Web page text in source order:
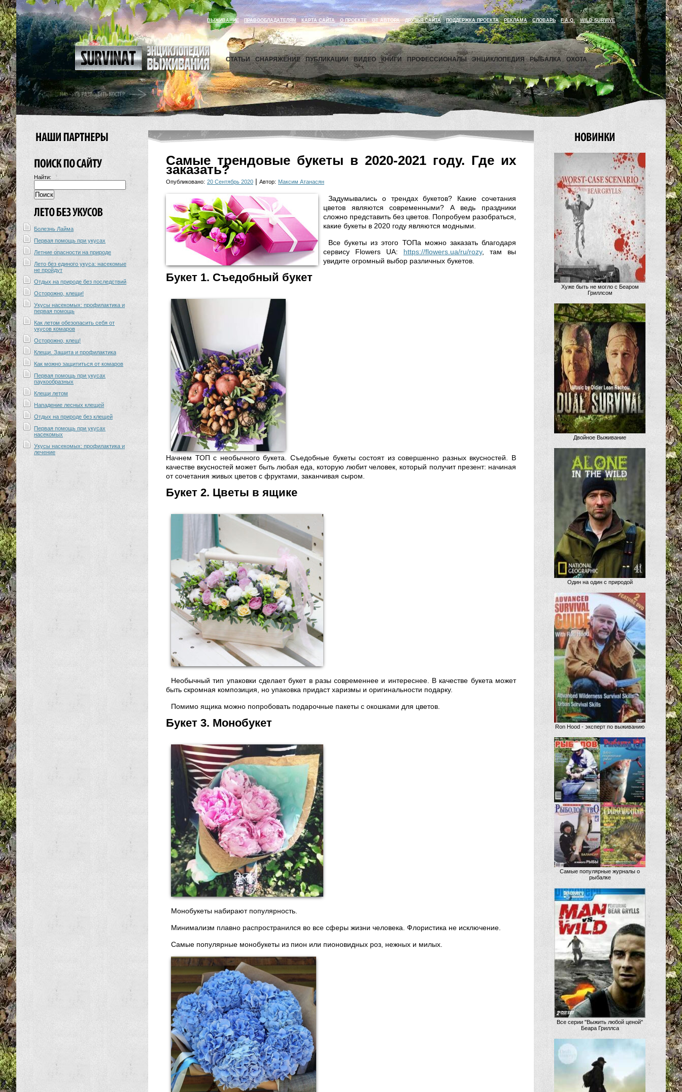
ВЫЖИВАНИЕ ПРАВООБЛАДАТЕЛЯМ КАРТА САЙТА О ПРОЕКТЕ ОТ АВТОРА ДРУЗЬЯ САЙТА ПОДДЕРЖКА ПРОЕКТА РЕКЛАМА СЛОВАРЬ F.A.Q. WILD SURVIVE
СТАТЬИ СНАРЯЖЕНИЕ ПУБЛИКАЦИИ ВИДЕО КНИГИ ПРОФЕССИОНАЛЫ ЭНЦИКЛОПЕДИЯ РЫБАЛКА ОХОТА
Найти:
Болезнь Лайма
Первая помощь при укусах
Летние опасности на природе
Лето без единого укуса: насекомые
не пройдут
Отдых на природе без последствий
Осторожно, клещи!
Укусы насекомых: профилактика и
первая помощь
Как летом обезопасить себя от
укусов комаров
Осторожно, клещ!
Клещи. Защита и профилактика
Как можно защититься от комаров
Первая помощь при укусах
паукообразных
Клещи летом
Нападение лесных клещей
Отдых на природе без клещей
Первая помощь при укусах
насекомых
Укусы насекомых: профилактика и
лечение
Самые трендовые букеты в 2020-2021 году. Где их
заказать?
Опубликовано: 20 Сентябрь 2020 | Автор: Максим Атанасян
Задумывались о трендах букетов? Какие сочетания
цветов являются современными? А ведь праздники
сложно представить без цветов. Попробуем разобраться,
какие букеты в 2020 году являются модными.
Все букеты из этого ТОПа можно заказать благодаря
сервису Flowers UA: https://flowers.ua/ru/rozy, там вы
увидите огромный выбор различных букетов.
Букет 1. Съедобный букет
Начнем ТОП с необычного букета. Съедобные букеты состоят из совершенно разных вкусностей. В
качестве вкусностей может быть любая еда, которую любит человек, который получит презент: начиная
от сочетания живых цветов с фруктами, заканчивая сыром.
Букет 2. Цветы в ящике
Необычный тип упаковки сделает букет в разы современнее и интереснее. В качестве букета может
быть скромная композиция, но упаковка придаст харизмы и оригинальности подарку.
Помимо ящика можно попробовать подарочные пакеты с окошками для цветов.
Букет 3. Монобукет
Монобукеты набирают популярность.
Минимализм плавно распространился во все сферы жизни человека. Флористика не исключение.
Самые популярные монобукеты из пион или пионовидных роз, нежных и милых.
Хуже быть не могло с Беаром
Гриллсом
Двойное Выживание
Один на один с природой
Ron Hood - эксперт по выживанию
Самые популярные журналы о
рыбалке
Все серии "Выжить любой ценой"
Беара Гриллса